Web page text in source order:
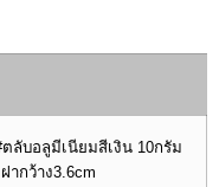
ลับอลูมีเนียมสีเงิน 10กรัม
ากว้าง3.6cm